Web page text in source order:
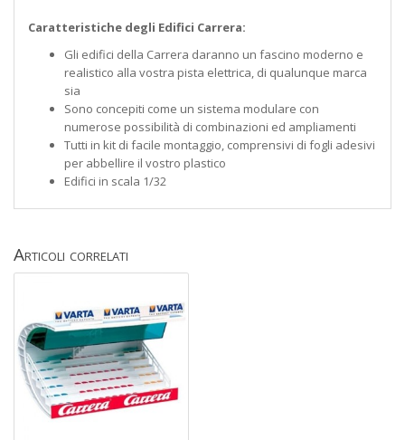
Caratteristiche degli Edifici Carrera:
Gli edifici della Carrera daranno un fascino moderno e
realistico alla vostra pista elettrica, di qualunque marca
sia
Sono concepiti come un sistema modulare con
numerose possibilità di combinazioni ed ampliamenti
Tutti in kit di facile montaggio, comprensivi di fogli adesivi
per abbellire il vostro plastico
Edifici in scala 1/32
Articoli correlati